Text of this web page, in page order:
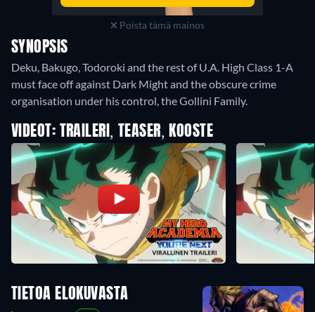
Poista tämä mainos
SYNOPSIS
Deku, Bakugo, Todoroki and the rest of U.A. High Class 1-A
must face off against Dark Might and the obscure crime
organisation under his control, the Gollini Family.
VIDEOT: TRAILERI, TEASER, KOOSTE
TIETOA ELOKUVASTA